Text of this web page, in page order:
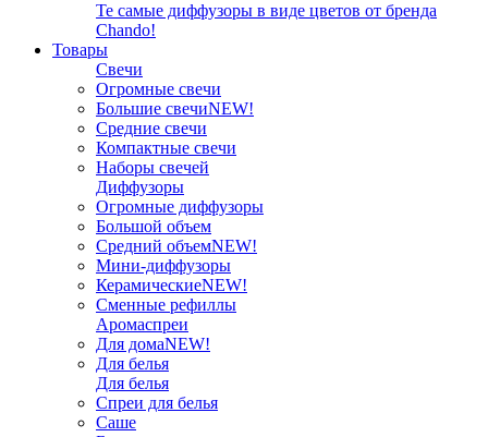
Те самые диффузоры в виде цветов от бренда
Chando!
Товары
Свечи
Огромные свечи
Большие свечиNEW!
Средние свечи
Компактные свечи
Наборы свечей
Диффузоры
Огромные диффузоры
Большой объем
Средний объемNEW!
Мини-диффузоры
КерамическиеNEW!
Сменные рефиллы
Аромаспреи
Для домаNEW!
Для белья
Для белья
Спреи для белья
Саше